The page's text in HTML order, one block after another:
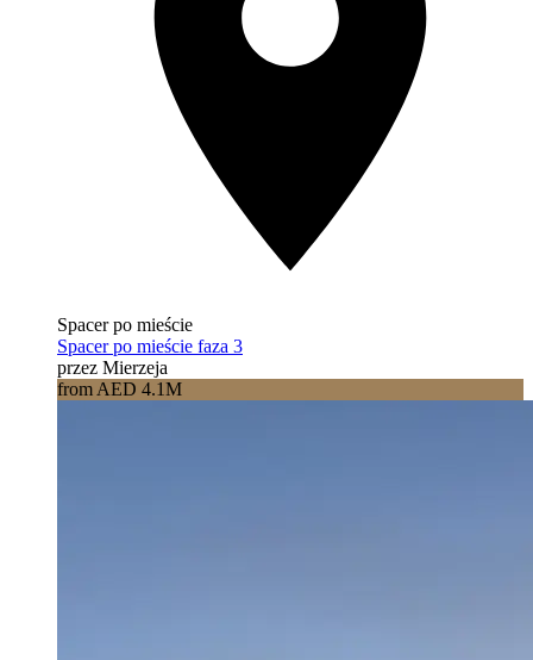
Spacer po mieście
Spacer po mieście faza 3
przez Mierzeja
from AED 4.1M